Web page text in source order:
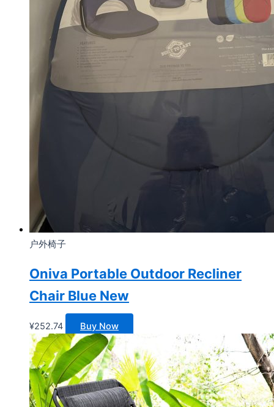
户外椅子
Oniva Portable Outdoor Recliner
Chair Blue New
¥252.74 Buy Now